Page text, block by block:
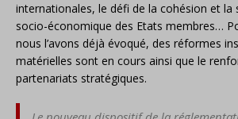
internationales, le défi de la cohésion et la
socio-économique des Etats membres…
nous l’avons déjà évoqué, des réformes
matérielles sont en cours ainsi que le
partenariats stratégiques.